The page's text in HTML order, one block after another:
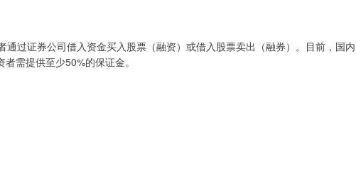
过证券公司借入资金买入股票（融资）或借入股票卖出（融券）。目前，国内
需提供至少50%的保证金。